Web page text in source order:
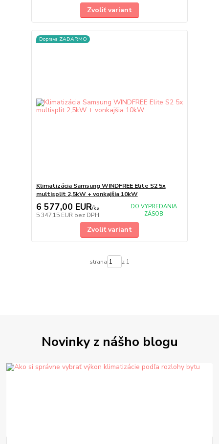
Zvoliť variant
Doprava ZADARMO
Klimatizácia Samsung WINDFREE Elite S2 5x
multisplit 2,5kW + vonkajšia 10kW
6 577,00 EUR/ks
5 347,15 EUR bez DPH
DO VYPREDANIA
ZÁSOB
Zvoliť variant
strana z 1
Novinky z nášho blogu